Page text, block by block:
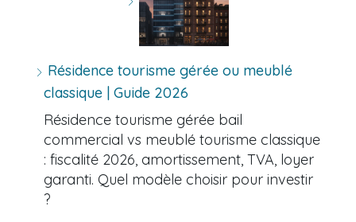
Résidence tourisme gérée ou meublé
classique | Guide 2026
Résidence tourisme gérée bail
commercial vs meublé tourisme classique
: fiscalité 2026, amortissement, TVA, loyer
garanti. Quel modèle choisir pour investir
?